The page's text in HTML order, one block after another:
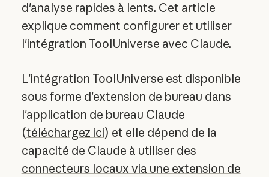
d'analyse rapides à lents. Cet article
explique comment configurer et utiliser
l'intégration ToolUniverse avec Claude.
L'intégration ToolUniverse est disponible
sous forme d'extension de bureau dans
l'application de bureau Claude
(téléchargez ici) et elle dépend de la
capacité de Claude à utiliser des
connecteurs locaux via une extension de